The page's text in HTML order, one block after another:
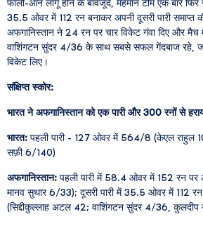
फॉलो-ऑन लागू होने के बावजूद, मेहमान टीम एक बार
35.5 ओवर में 112 रन बनाकर अपनी दूसरी पारी समाप्त
अफगानिस्तान ने 24 रन पर चार विकेट गंवा दिए और
वाशिंगटन सुंदर 4/36 के साथ सबसे सफल गेंदबाज रहे,
विकेट लिए।
संक्षिप्त स्कोर:
भारत ने अफगानिस्तान को एक पारी और 300 रनों से
भारत: पहली पारी - 127 ओवर में 564/8 (केएल राहुल
सफ़ी 6/140)
अफगानिस्तान: पहली पारी में 58.4 ओवर में 152 रन
मानव सुथार 6/33); दूसरी पारी में 35.5 ओवर में
(सिद्दीकुल्लाह अटल 42; वाशिंगटन सुंदर 4/36,